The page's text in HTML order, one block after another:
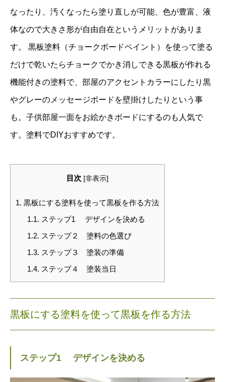
なったり、汚くなったら塗り直しが可能、色が豊富、液
体なので大きさ形が自由自在というメリットがありま
す。 黒板塗料（チョークボードペイント）を使って塗る
だけで乾いたらチョークでかき消しできる黒板が作れる
機能付きの塗料で、部屋のアクセントカラーにしたり黒
やグレーのメッセージボードを壁掛けしたりという事
も。子供部屋一面をお絵かきボードにするのも人気で
す。塗料でDIYおすすめです。
目次 [非表示]
1. 黒板にする塗料を使って黒板を作る方法
1.1. ステップ1 デザインを決める
1.2. ステップ２ 塗料の色選び
1.3. ステップ３ 塗装の準備
1.4. ステップ４ 塗装当日
黒板にする塗料を使って黒板を作る方法
ステップ1 デザインを決める